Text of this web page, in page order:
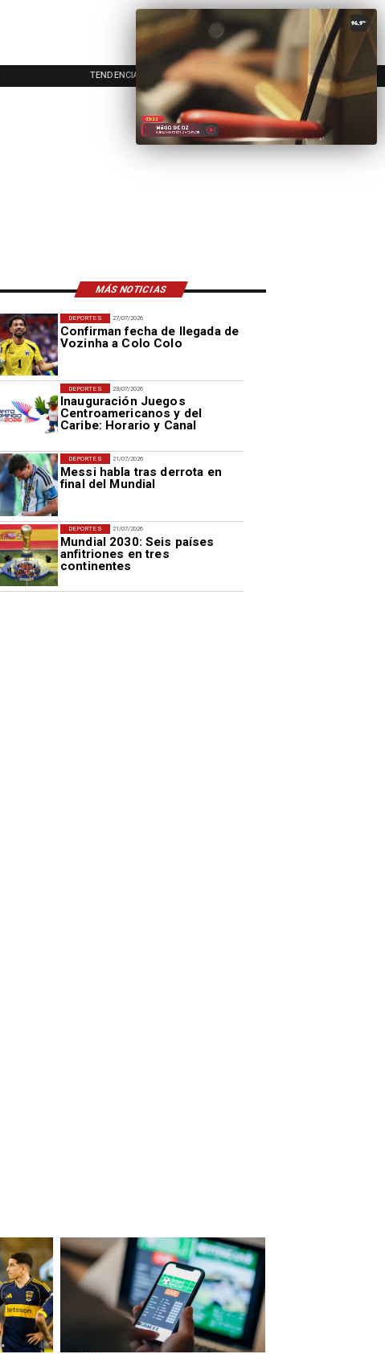
TENDENCIAS EVENTOS
MÁS NOTICIAS
27/07/2026
Confirman fecha de llegada de
Vozinha a Colo Colo
DEPORTES
23/07/2026
Inauguración Juegos
Centroamericanos y del
Caribe: Horario y Canal
DEPORTES
21/07/2026
Messi habla tras derrota en
final del Mundial
DEPORTES
21/07/2026
Mundial 2030: Seis países
anfitriones en tres
continentes
DEPORTES